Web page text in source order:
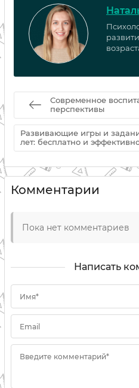
Современное
перспективы
Развивающие игры и
лет: бесплатно и
Комментарии
Пока нет комментариев
Написать
Имя*
Email
Введите комментарий*